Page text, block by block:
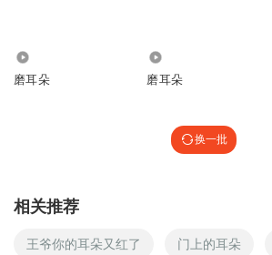
磨耳朵 磨耳朵
换一批
相关推荐
王爷你的耳朵又红了 门上的耳朵